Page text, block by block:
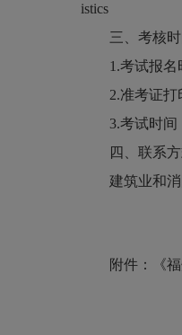
istics
三、考核时
1.考试报名时
2.准考证打印
3.考试时间：
四、联系方
建筑业和消防
附件：《福州